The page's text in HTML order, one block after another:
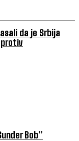
da je Srbija
protiv
Bob”